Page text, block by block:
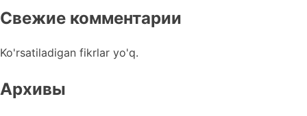
Свежие комментарии
Ko'rsatiladigan fikrlar yo'q.
Архивы